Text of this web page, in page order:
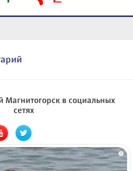
Магнитогорск в социальных
сетях
i